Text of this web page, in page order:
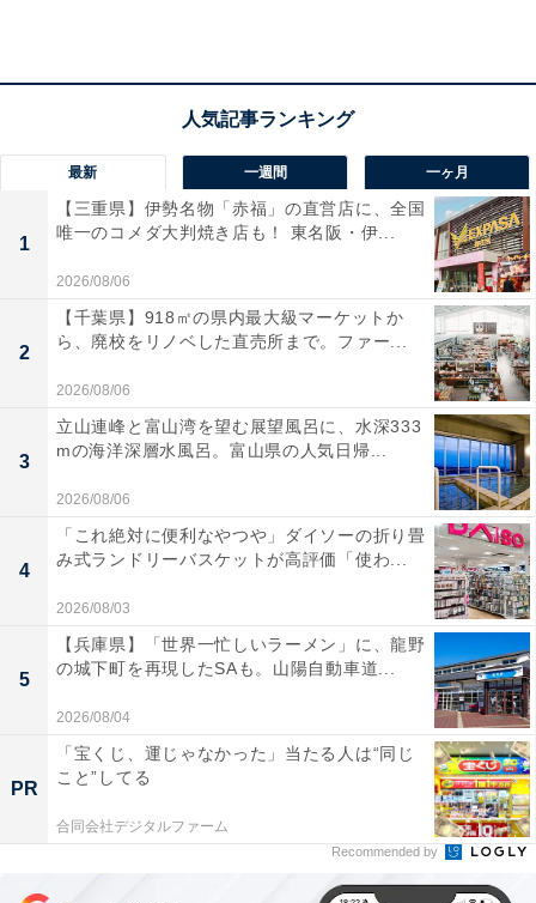
「花園温泉 sauna kukka」の口コミは？
「花園温泉 sauna kukka」には以下のような口コミが寄
せられています。
炭酸泉の強度がすごく、体中がシュワシュワして血
行が一気によくなる感じがしました。天然温泉のお
湯もやさしくてしっとりとした肌触りで、毎回通い
たくなるお風呂です。
最新 一週間 一ヶ月
1
【三重県】伊勢名物「赤福」の直営店に、全国
唯一のコメダ大判焼き店も！ 東名阪・伊...
2026/08/06
2
【千葉県】918㎡の県内最大級マーケットか
ら、廃校をリノベした直売所まで。ファー...
2026/08/06
3
立山連峰と富山湾を望む展望風呂に、水深333
mの海洋深層水風呂。富山県の人気日帰...
2026/08/06
4
「これ絶対に便利なやつや」ダイソーの折り畳
み式ランドリーバスケットが高評価「使わ...
2026/08/03
5
【兵庫県】「世界一忙しいラーメン」に、龍野
の城下町を再現したSAも。山陽自動車道...
2026/08/04
PR
「宝くじ、運じゃなかった」当たる人は“同じ
こと”してる
合同会社デジタルファーム
Recommended by